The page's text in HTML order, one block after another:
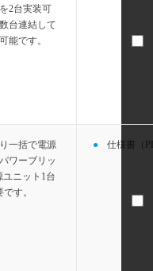
2台実装可
台連結して
能です。
一括で電源
ワーブリッ
ニット1台
す。
仕様書（